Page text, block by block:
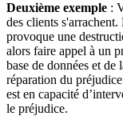
Deuxième exemple :
des clients
provoque une
alors faire appel à un
base de données et
réparation du
est en capacité
le préjudice.